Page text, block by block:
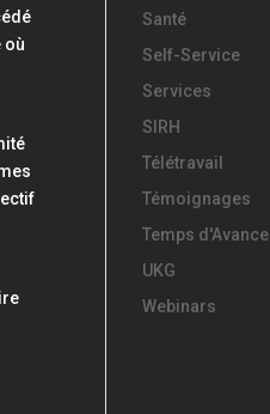
où
Santé
Self-Service
Services
SIRH
Télétravail
Témoignages
Temps d'Avance
UKG
Webinars